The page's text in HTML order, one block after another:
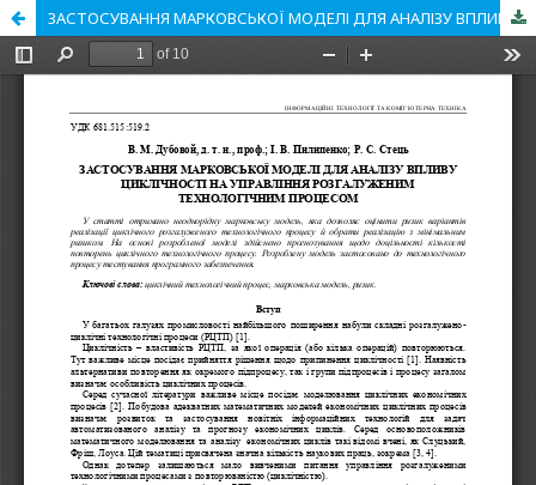
ЗАСТОСУВАННЯ МАРКОВСЬКОЇ МОДЕЛІ ДЛЯ АНАЛІЗУ ВПЛИВУ ЦИКЛІЧНОСТІ НА УПРАВЛІННЯ РОЗГАЛУЖЕНИМ ТЕХНОЛОГІЧНИМ ПРОЦЕСОМ